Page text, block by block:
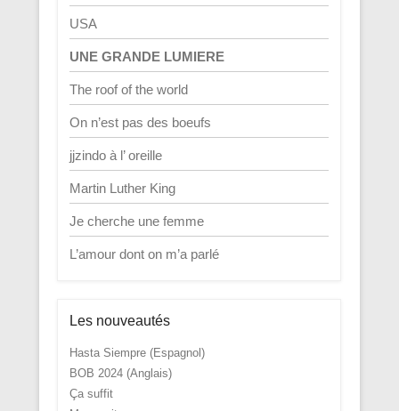
USA
UNE GRANDE LUMIERE
The roof of the world
On n’est pas des boeufs
jjzindo à l’ oreille
Martin Luther King
Je cherche une femme
L’amour dont on m’a parlé
Les nouveautés
Hasta Siempre (Espagnol)
BOB 2024 (Anglais)
Ça suffit